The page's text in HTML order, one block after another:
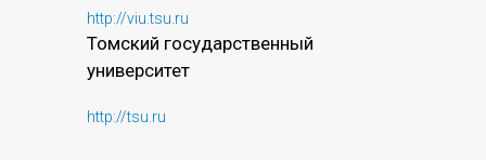
http://viu.tsu.ru
Томский государственный
университет
http://tsu.ru